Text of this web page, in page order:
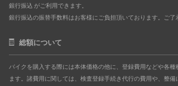
銀行振込 がご利用できます。
銀行振込の振替手数料はお客様にご負担頂いております。ご了
総額について
バイクを購入する際には本体価格の他に、登録費用などや各種
ます。諸費用に関しては、検査登録手続き代行の費用や、整